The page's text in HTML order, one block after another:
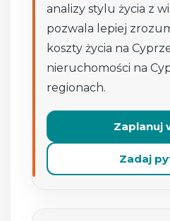
analizy stylu życia z
pozwala lepiej
koszty życia na
nieruchomości na
regionach.
Zaplanuj
Zadaj